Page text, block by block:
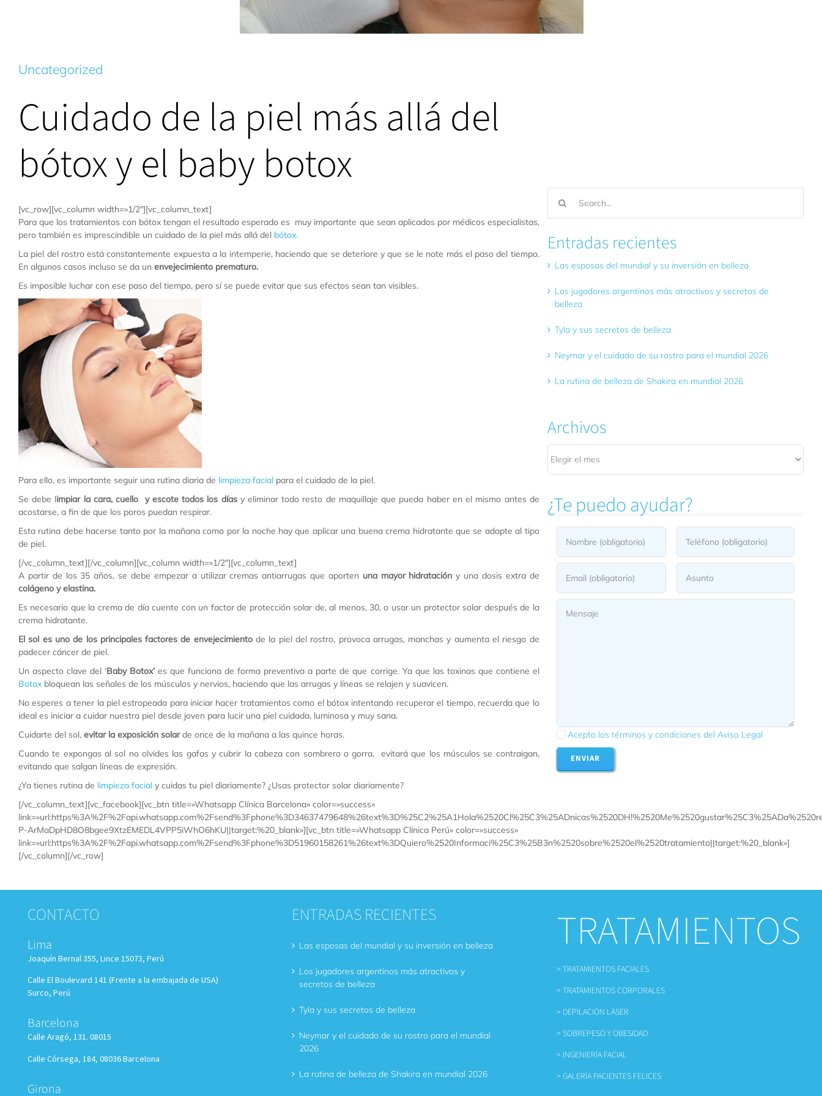
Uncategorized
Cuidado de la piel más allá del
bótox y el baby botox
[vc_row][vc_column width=»1/2″][vc_column_text]
Para que los tratamientos con bótox tengan el resultado esperado es muy importante que sean aplicados por médicos especialistas,
pero también es imprescindible un cuidado de la piel más allá del bótox.
La piel del rostro está constantemente expuesta a la intemperie, haciendo que se deteriore y que se le note más el paso del tiempo.
En algunos casos incluso se da un envejecimiento prematuro.
Es imposible luchar con ese paso del tiempo, pero sí se puede evitar que sus efectos sean tan visibles.
Para ello, es importante seguir una rutina diaria de limpieza facial para el cuidado de la piel.
Se debe limpiar la cara, cuello y escote todos los díasy eliminar todo resto de maquillaje que pueda haber en el mismo antes de
acostarse, a fin de que los poros puedan respirar.
Esta rutina debe hacerse tanto por la mañana como por la noche hay que aplicar una buena crema hidratante que se adapte al tipo
de piel.
[/vc_column_text][/vc_column][vc_column width=»1/2″][vc_column_text]
A partir de los 35 años, se debe empezar a utilizar cremas antiarrugas que aporten una mayor hidratación y una dosis extra de
colágeno y elastina.
Es necesario que la crema de día cuente con un factor de protección solar de, al menos, 30, o usar un protector solar después de la
crema hidratante.
El sol es uno de los principales factores de envejecimientode la piel del rostro, provoca arrugas, manchas y aumenta el riesgo de
padecer cáncer de piel.
Un aspecto clave del ‘Baby Botox’ es que funciona de forma preventiva a parte de que corrige. Ya que las toxinas que contiene el
Botox bloquean las señales de los músculos y nervios, haciendo que las arrugas y líneas se relajen y suavicen.
No esperes a tener la piel estropeada para iniciar hacer tratamientos como el bótox intentando recuperar el tiempo, recuerda que lo
ideal es iniciar a cuidar nuestra piel desde joven para lucir una piel cuidada, luminosa y muy sana.
Cuidarte del sol, evitar la exposición solarde once de la mañana a las quince horas.
Cuando te expongas al sol no olvides las gafas y cubrir la cabeza con sombrero o gorra, evitará que los músculos se contraigan,
evitando que salgan líneas de expresión.
¿Ya tienes rutina de limpieza facial y cuidas tu piel diariamente? ¿Usas protector solar diariamente?
[/vc_column_text][vc_facebook][vc_btn title=»Whatsapp Clínica Barcelona» color=»success»
P-ArMaDpHD8O8bgee9XtzEMEDL4VPP5iWhO6hKU||target:%20_blank»][vc_btn title=»Whatsapp Clínica Perú» color=»success»
link=»url:https%3A%2F%2Fapi.whatsapp.com%2Fsend%3Fphone%3D51960158261%26text%3DQuiero%2520Informaci%25C3%25B3n%2520sobre%2520el%2520tratamiento||target:%20_blank»]
[/vc_column][/vc_row]
Entradas recientes
Las esposas del mundial y su inversión en belleza
Los jugadores argentinos más atractivos y secretos de
belleza
Tyla y sus secretos de belleza
Neymar y el cuidado de su rostro para el mundial 2026
La rutina de belleza de Shakira en mundial 2026
Archivos
Archivos
¿Te puedo ayudar?
Acepto los términos y condiciones del Aviso Legal
ENVIAR
CONTACTO
Lima
Joaquín Bernal 355, Lince 15073, Perú
Calle El Boulevard 141 (Frente a la embajada de USA)
Surco, Perú
Barcelona
Calle Aragó, 131. 08015
Calle Córsega, 184, 08036 Barcelona
Girona
ENTRADAS RECIENTES
Las esposas del mundial y su inversión en belleza
Los jugadores argentinos más atractivos y
secretos de belleza
Tyla y sus secretos de belleza
Neymar y el cuidado de su rostro para el mundial
2026
La rutina de belleza de Shakira en mundial 2026
TRATAMIENTOS
> TRATAMIENTOS FACIALES
> TRATAMIENTOS CORPORALES
> DEPILACIÓN LÁSER
> SOBREPESO Y OBESIDAD
> INGENIERÍA FACIAL
> GALERÍA PACIENTES FELICES